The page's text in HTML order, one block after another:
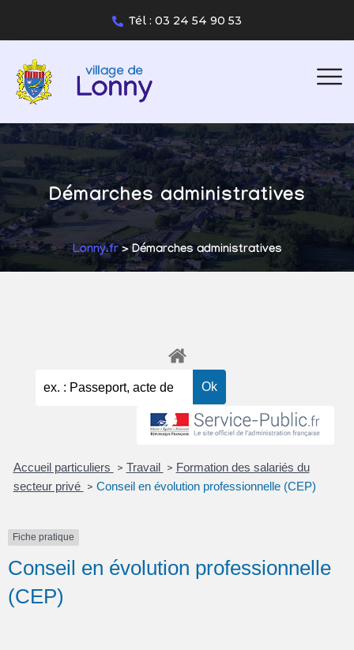
Tél : 03 24 54 90 53
Démarches administratives
Lonny.fr> Démarches administratives
Accueil particuliers > Travail > Formation des salariés du
secteur privé > Conseil en évolution professionnelle (CEP)
Fiche pratique
Conseil en évolution professionnelle
(CEP)